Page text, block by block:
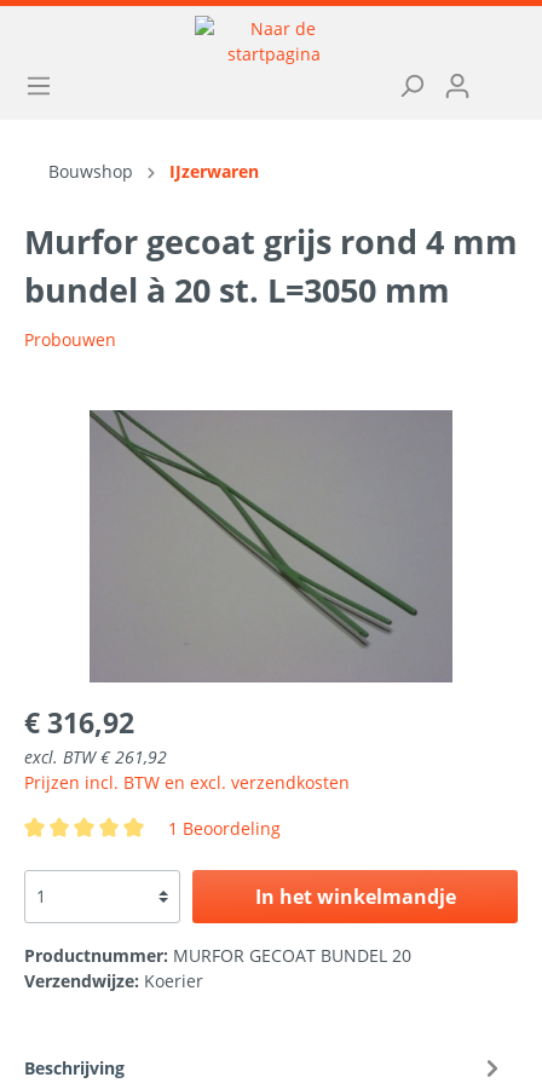
Bouwshop IJzerwaren
Murfor gecoat grijs rond 4 mm
bundel à 20 st. L=3050 mm
Probouwen
€ 316,92
excl. BTW € 261,92
Prijzen incl. BTW en excl. verzendkosten
1 Beoordeling
In het winkelmandje
Productnummer: MURFOR GECOAT BUNDEL 20
Verzendwijze: Koerier
Beschrijving